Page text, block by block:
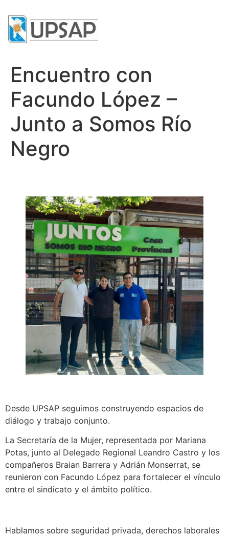
Encuentro con
Facundo López –
Junto a Somos Río
Negro
Desde UPSAP seguimos construyendo espacios de
diálogo y trabajo conjunto.
La Secretaría de la Mujer, representada por Mariana
Potas, junto al Delegado Regional Leandro Castro y los
compañeros Braian Barrera y Adrián Monserrat, se
reunieron con Facundo López para fortalecer el vínculo
entre el sindicato y el ámbito político.
Hablamos sobre seguridad privada, derechos laborales